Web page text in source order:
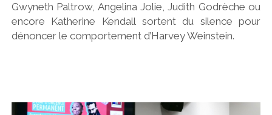
Gwyneth Paltrow, Angelina Jolie, Judith Godrèche ou
encore Katherine Kendall sortent du silence pour
dénoncer le comportement d’Harvey Weinstein.